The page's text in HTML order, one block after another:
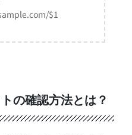
$1
の確認方法とは？